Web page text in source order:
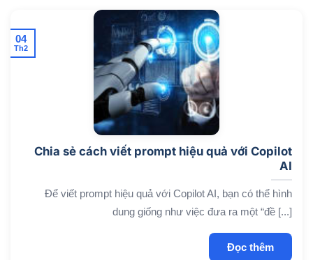
Chia sẻ cách viết prompt hiệu quả với Copilot
AI
Để viết prompt hiệu quả với Copilot AI, bạn có thể hình
dung giống như việc đưa ra một “đề [...]
Đọc thêm
04
Th2